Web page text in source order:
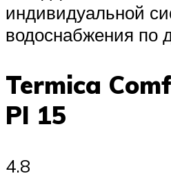
индивидуальной
водоснабжения по
Termica
PI 15
4.8